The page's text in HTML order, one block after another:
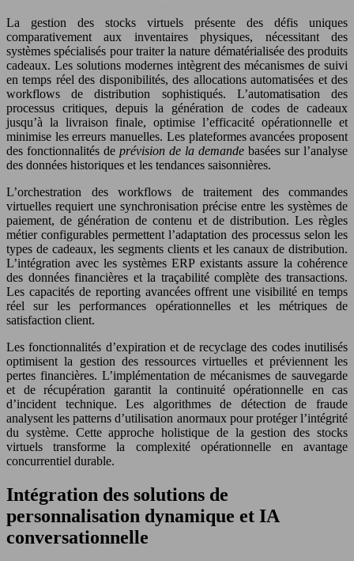
La gestion des stocks virtuels présente des défis uniques
comparativement aux inventaires physiques, nécessitant des
systèmes spécialisés pour traiter la nature dématérialisée des produits
cadeaux. Les solutions modernes intègrent des mécanismes de suivi
en temps réel des disponibilités, des allocations automatisées et des
workflows de distribution sophistiqués. L’automatisation des
processus critiques, depuis la génération de codes de cadeaux
jusqu’à la livraison finale, optimise l’efficacité opérationnelle et
minimise les erreurs manuelles. Les plateformes avancées proposent
des fonctionnalités de prévision de la demande basées sur l’analyse
des données historiques et les tendances saisonnières.
L’orchestration des workflows de traitement des commandes
virtuelles requiert une synchronisation précise entre les systèmes de
paiement, de génération de contenu et de distribution. Les règles
métier configurables permettent l’adaptation des processus selon les
types de cadeaux, les segments clients et les canaux de distribution.
L’intégration avec les systèmes ERP existants assure la cohérence
des données financières et la traçabilité complète des transactions.
Les capacités de reporting avancées offrent une visibilité en temps
réel sur les performances opérationnelles et les métriques de
satisfaction client.
Les fonctionnalités d’expiration et de recyclage des codes inutilisés
optimisent la gestion des ressources virtuelles et préviennent les
pertes financières. L’implémentation de mécanismes de sauvegarde
et de récupération garantit la continuité opérationnelle en cas
d’incident technique. Les algorithmes de détection de fraude
analysent les patterns d’utilisation anormaux pour protéger l’intégrité
du système. Cette approche holistique de la gestion des stocks
virtuels transforme la complexité opérationnelle en avantage
concurrentiel durable.
Intégration des solutions de
personnalisation dynamique et IA
conversationnelle